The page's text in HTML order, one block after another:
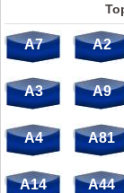
A7 A2
A3 A9
A4 A81
A14 A44